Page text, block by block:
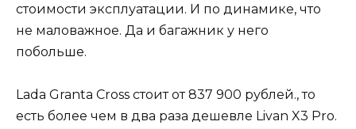
стоимости эксплуатации. И по динамике, что
не маловажное. Да и багажник у него
побольше.
Lada Granta Cross стоит от 837 900 рублей., то
есть более чем в два раза дешевле Livan X3 Pro.